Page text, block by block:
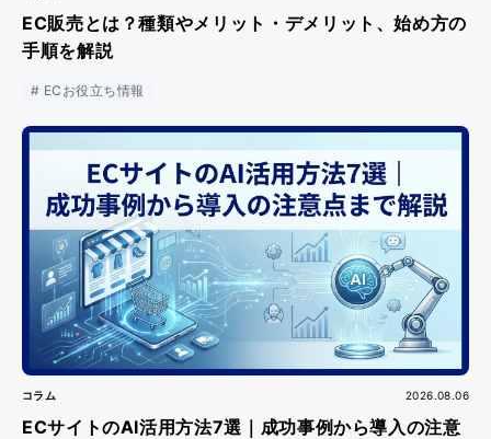
EC販売とは？種類やメリット・デメリット、始め方の
手順を解説
ECお役立ち情報
コラム 2026.08.06
ECサイトのAI活用方法7選｜成功事例から導入の注意